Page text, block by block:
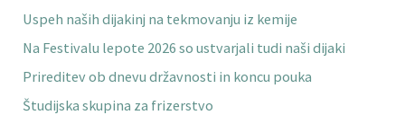
Uspeh naših dijakinj na tekmovanju iz kemije
Na Festivalu lepote 2026 so ustvarjali tudi naši dijaki
Prireditev ob dnevu državnosti in koncu pouka
Študijska skupina za frizerstvo